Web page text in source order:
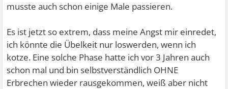
musste auch schon einige Male passieren.
Es ist jetzt so extrem, dass meine Angst mir einredet,
ich könnte die Übelkeit nur loswerden, wenn ich
kotze. Eine solche Phase hatte ich vor 3 Jahren auch
schon mal und bin selbstverständlich OHNE
Erbrechen wieder rausgekommen, weiß aber nicht